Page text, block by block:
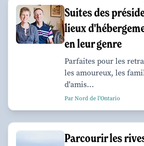
Suites des
lieux
en leur genre
Parfaites pour les
les amoureux, les
d'amis...
Par Nord de l'Ontario
Parcourir les